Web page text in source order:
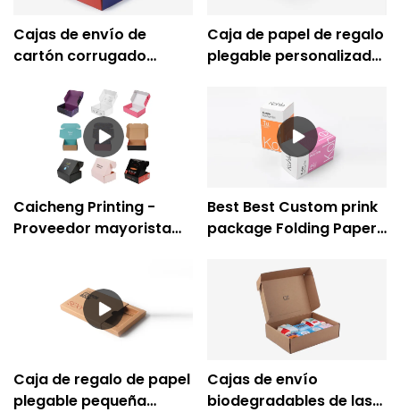
Cajas de envío de
cartón corrugado
Caja de embalaje de
cartón corrugado para
ropa - Caicheng
Printing
Caja de papel de regalo
plegable personalizada
ventana de PVC -
Caicheng Printing
Caicheng Printing -
Proveedor mayorista
personalizadas
Best Best Custom prink
package Folding Paper
Company - Caicheng
Printing
Caja de regalo de papel
plegable pequeña
Cajas de envío
biodegradables de las